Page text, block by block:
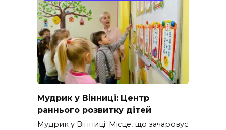
Мудрик у Вінниці: Центр
раннього розвитку дітей
Мудрик у Вінниці: Місце, що зачаровує